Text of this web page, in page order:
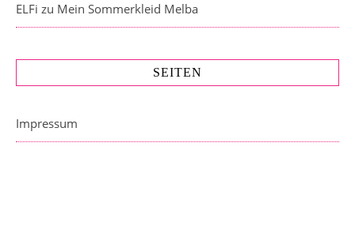
ELFi zu Mein Sommerkleid Melba
SEITEN
Impressum